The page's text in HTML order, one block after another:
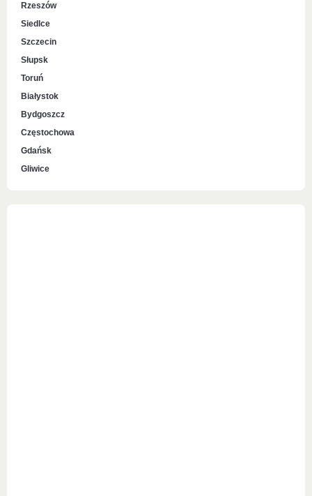
Rzeszów
Siedlce
Szczecin
Słupsk
Toruń
Białystok
Bydgoszcz
Częstochowa
Gdańsk
Gliwice